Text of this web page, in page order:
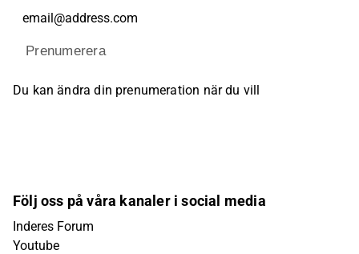
Prenumerera
Du kan ändra din prenumeration när du vill
Följ oss på våra kanaler i social media
Inderes Forum
Youtube